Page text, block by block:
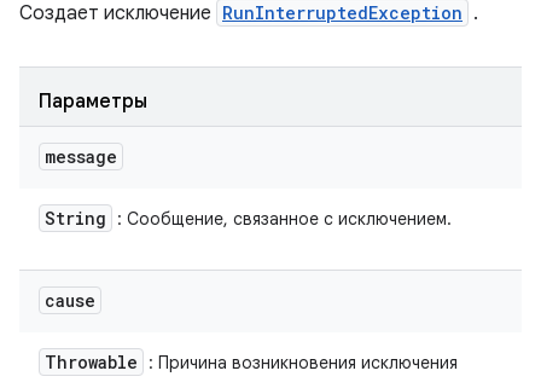
Создает исключение RunInterruptedException .
Параметры
message
String : Сообщение, связанное с исключением.
cause
Throwable : Причина возникновения исключения